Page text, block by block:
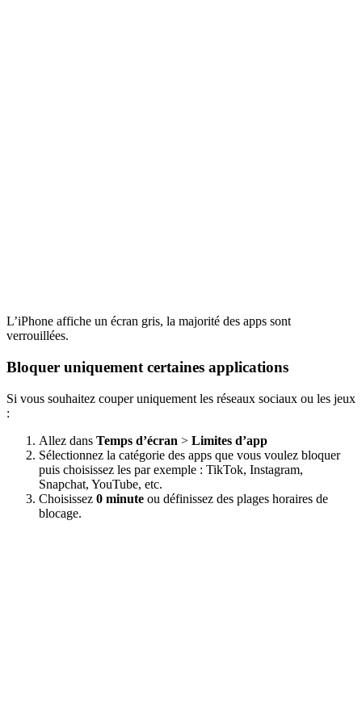
L’iPhone affiche un écran gris, la majorité des apps sont
verrouillées.
Bloquer uniquement certaines applications
Si vous souhaitez couper uniquement les réseaux sociaux ou les jeux
:
Allez dans Temps d’écran > Limites d’app
Sélectionnez la catégorie des apps que vous voulez bloquer
puis choisissez les par exemple : TikTok, Instagram,
Snapchat, YouTube, etc.
Choisissez 0 minute ou définissez des plages horaires de
blocage.